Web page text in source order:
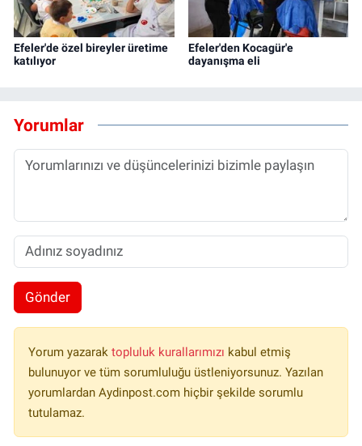
Efeler'de özel bireyler üretime
katılıyor
Efeler'den Kocagür'e
dayanışma eli
Yorumlar
Gönder
Yorum yazarak topluluk kurallarımızı kabul etmiş
bulunuyor ve tüm sorumluluğu üstleniyorsunuz. Yazılan
yorumlardan Aydinpost.com hiçbir şekilde sorumlu
tutulamaz.